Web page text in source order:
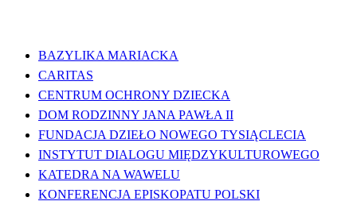
BAZYLIKA MARIACKA
CARITAS
CENTRUM OCHRONY DZIECKA
DOM RODZINNY JANA PAWŁA II
FUNDACJA DZIEŁO NOWEGO TYSIĄCLECIA
INSTYTUT DIALOGU MIĘDZYKULTUROWEGO
KATEDRA NA WAWELU
KONFERENCJA EPISKOPATU POLSKI